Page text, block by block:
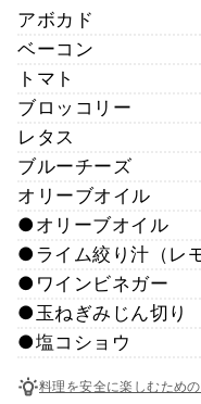
アボカド
ベーコン
トマト
ブロッコリー
レタス
ブルーチーズ
オリーブオイル
●オリーブオイル
●ライム絞り汁（レ
●ワインビネガー
●玉ねぎみじん切り
●塩コショウ
料理を安全に楽しむため